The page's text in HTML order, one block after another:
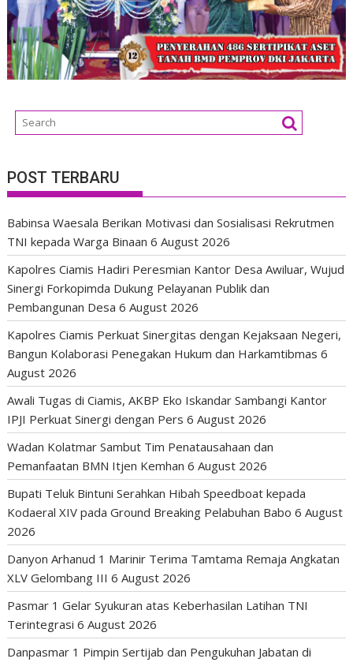
POST TERBARU
Babinsa Waesala Berikan Motivasi dan Sosialisasi Rekrutmen
TNI kepada Warga Binaan 6 August 2026
Kapolres Ciamis Hadiri Peresmian Kantor Desa Awiluar, Wujud
Sinergi Forkopimda Dukung Pelayanan Publik dan
Pembangunan Desa 6 August 2026
Kapolres Ciamis Perkuat Sinergitas dengan Kejaksaan Negeri,
Bangun Kolaborasi Penegakan Hukum dan Harkamtibmas 6
August 2026
Awali Tugas di Ciamis, AKBP Eko Iskandar Sambangi Kantor
IPJI Perkuat Sinergi dengan Pers 6 August 2026
Wadan Kolatmar Sambut Tim Penatausahaan dan
Pemanfaatan BMN Itjen Kemhan 6 August 2026
Bupati Teluk Bintuni Serahkan Hibah Speedboat kepada
Kodaeral XIV pada Ground Breaking Pelabuhan Babo 6 August
2026
Danyon Arhanud 1 Marinir Terima Tamtama Remaja Angkatan
XLV Gelombang III 6 August 2026
Pasmar 1 Gelar Syukuran atas Keberhasilan Latihan TNI
Terintegrasi 6 August 2026
Danpasmar 1 Pimpin Sertijab dan Pengukuhan Jabatan di